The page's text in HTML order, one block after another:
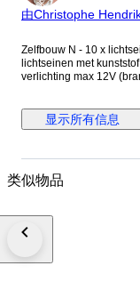
家
由Christophe
Zelfbouw N - 10 x lichtseinen groen/
lichtseinen met
verlichting max 12V
plaatsing rechts van het spoor.
gelijk- als wisselstroom
treinbeinvloedingsfunctie Zie foto's voor een goede indruk van
verzekerd verzonden
显示所有信息
类似物品